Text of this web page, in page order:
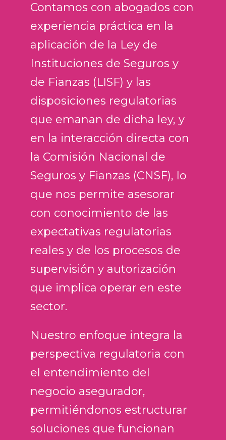
Contamos con abogados con
experiencia práctica en la
aplicación de la Ley de
Instituciones de Seguros y
de Fianzas (LISF) y las
disposiciones regulatorias
que emanan de dicha ley, y
en la interacción directa con
la Comisión Nacional de
Seguros y Fianzas (CNSF), lo
que nos permite asesorar
con conocimiento de las
expectativas regulatorias
reales y de los procesos de
supervisión y autorización
que implica operar en este
sector.
Nuestro enfoque integra la
perspectiva regulatoria con
el entendimiento del
negocio asegurador,
permitiéndonos estructurar
soluciones que funcionan